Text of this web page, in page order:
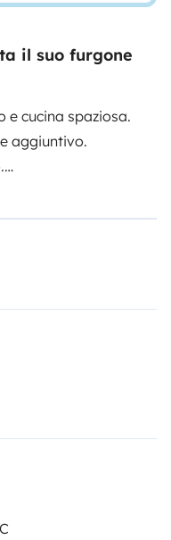
il suo furgone
e cucina spaziosa.
aggiuntivo.
e WC.
a sedere e 4 letti.
TermsConditions-
la propria
si applica a titolo